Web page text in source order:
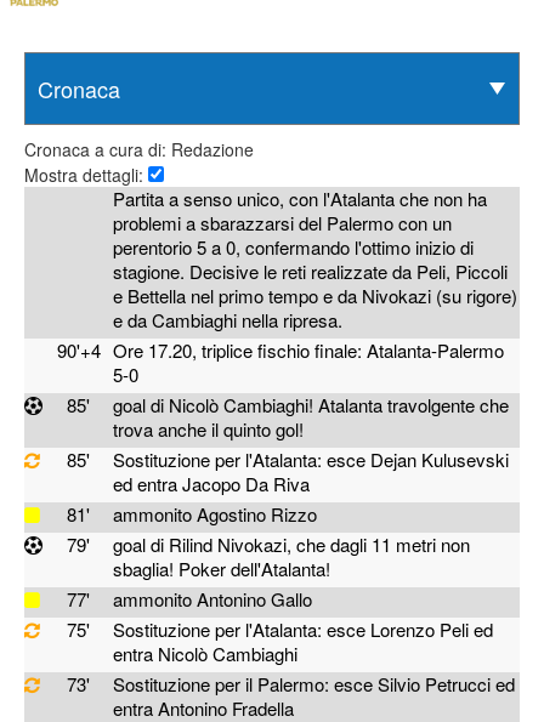
Cronaca a cura di: Redazione
Mostra dettagli:
Partita a senso unico, con l'Atalanta che non ha
problemi a sbarazzarsi del Palermo con un
perentorio 5 a 0, confermando l'ottimo inizio di
stagione. Decisive le reti realizzate da Peli, Piccoli
e Bettella nel primo tempo e da Nivokazi (su rigore)
e da Cambiaghi nella ripresa.
90'+4 Ore 17.20, triplice fischio finale: Atalanta-Palermo
5-0
85'
goal di Nicolò Cambiaghi! Atalanta travolgente che
trova anche il quinto gol!
85'
Sostituzione per l'Atalanta: esce Dejan Kulusevski
ed entra Jacopo Da Riva
81'
ammonito Agostino Rizzo
79'
goal di Rilind Nivokazi, che dagli 11 metri non
sbaglia! Poker dell'Atalanta!
77'
ammonito Antonino Gallo
75'
Sostituzione per l'Atalanta: esce Lorenzo Peli ed
entra Nicolò Cambiaghi
73'
Sostituzione per il Palermo: esce Silvio Petrucci ed
entra Antonino Fradella